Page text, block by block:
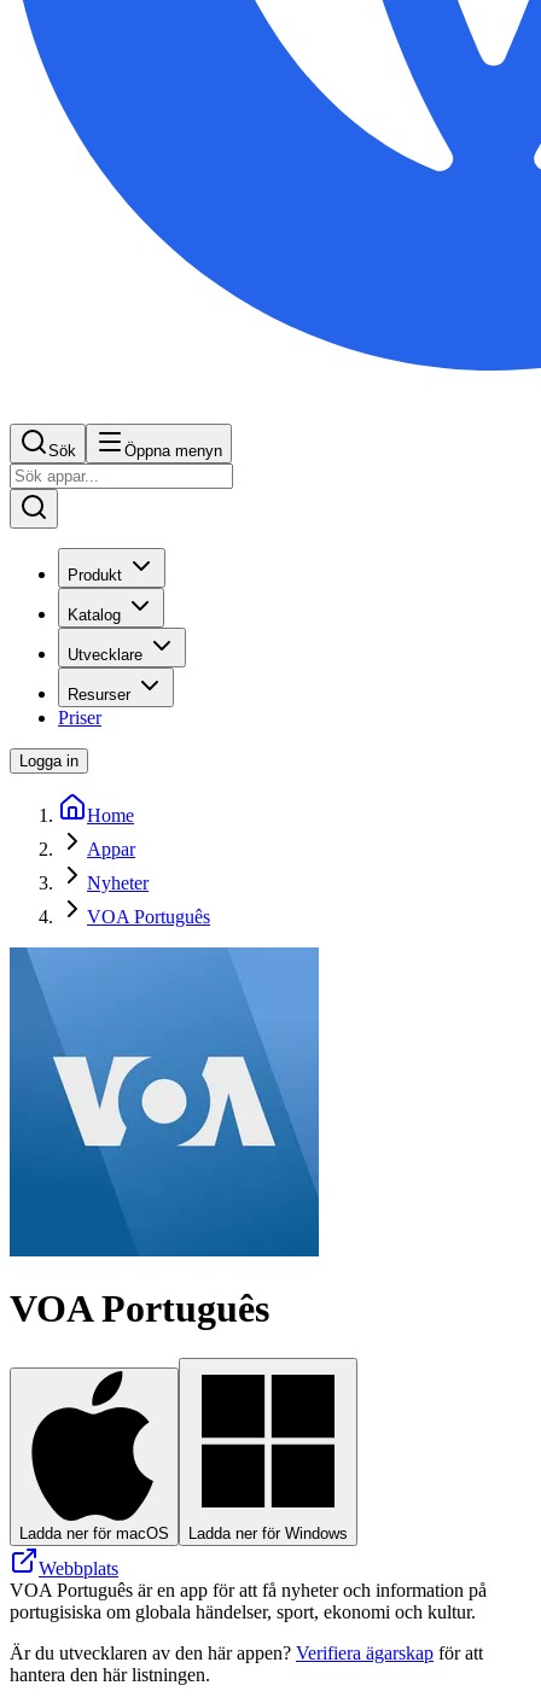
Sök Öppna menyn
Produkt
Katalog
Utvecklare
Resurser
Priser
Logga in
Home
Appar
Nyheter
VOA Português
VOA Português
Ladda ner för macOS Ladda ner för Windows
Webbplats
VOA Português är en app för att få nyheter och information på
portugisiska om globala händelser, sport, ekonomi och kultur.
Är du utvecklaren av den här appen? Verifiera ägarskap för att
hantera den här listningen.